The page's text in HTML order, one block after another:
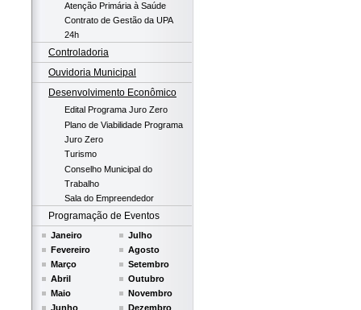
Atenção Primária à Saúde
Contrato de Gestão da UPA
24h
Controladoria
Ouvidoria Municipal
Desenvolvimento Econômico
Edital Programa Juro Zero
Plano de Viabilidade Programa
Juro Zero
Turismo
Conselho Municipal do
Trabalho
Sala do Empreendedor
Programação de Eventos
Janeiro
Fevereiro
Março
Abril
Maio
Junho
Julho
Agosto
Setembro
Outubro
Novembro
Dezembro